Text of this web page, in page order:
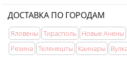
ДОСТАВКА ПО ГОРОДАМ
Яловены Тирасполь Новые Анены
Резина
Теленешты Каинары